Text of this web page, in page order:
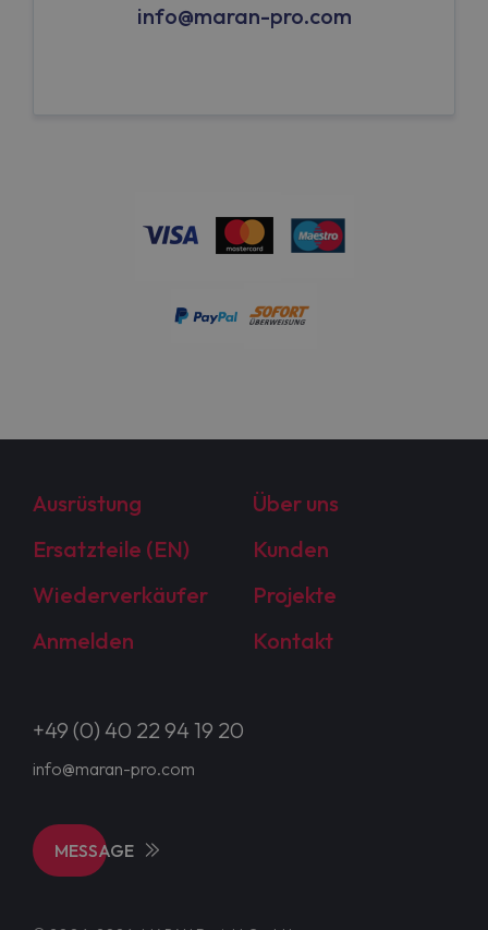
info@maran-pro.com
Ausrüstung
Über uns
Ersatzteile (EN)
Kunden
Wiederverkäufer
Projekte
Anmelden
Kontakt
+49 (0) 40 22 94 19 20
info@maran-pro.com
MESSAGE